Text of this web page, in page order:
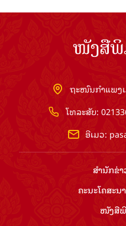
ໜັງສືພິ
ຖະໜົນກຳແພງ
ໂທລະສັບ:
ອີເມວ:
ສຳ​ນັກ​ຂ່
ຄະນະໂຄສະ
ໜັງສືພິ